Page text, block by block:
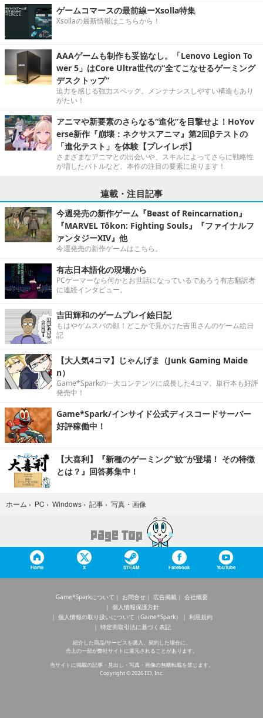
ゲームコマースの最前線ーXsolla特集
Xsollaの最新情報はこちらから！
AAAゲームも制作も妥協なし。「Lenovo Legion To
wer 5」はCore Ultra世代の“全てこなせるゲーミング
デスクトップ”
迫力を感じる強力スペック。メンテナンスしやすい構造もあり
がたい！
アニマや新要素のさらなる“進化”を目撃せよ！HoYov
erse新作『崩壊：ネクサスアニマ』第2回βテストの
「進化テスト」を体験【プレイレポ】
さまざまなアニマとの出会いや、スキルによってさらに戦略性
が増したバトルなど、本作の注目の要素に迫ります！
連載・注目記事
今週発売の新作ゲーム『Beast of Reincarnation』
『MARVEL Tōkon: Fighting Souls』『ファイナルフ
ァンタジーXIV』他
今週発売の新作ゲームはこちら。
有志日本語化の現場から
PCゲーマーなら何かとお世話になっているであろう有志翻訳者
に連続インタビュー。
吉田輝和のゲームプレイ絵日記
もはやゲムスパの顔！どこかで見かけた吉田さんのゲーム絵日
記
【大人気4コマ】じゃんげま（Junk Gaming Maide
n）
Game*Sparkの一大コンテンツに成長した4コマ。単行本も好評
発売中！
Game*Spark/インサイド公式ディスコードサーバー
好評稼働中！
【大喜利】『新種のゲーミング“蚊”が登場！ その特徴
とは？』回答募集中！
ホーム › PC › Windows › 記事 › 写真・画像
Home X STEAM Facebook YouTube
Game*Sparkについて お問合せ 広告掲載
会社概要
個人情報保護方針
個人情報の取り扱いについて（Game*Spark）
利用規約
特定商取引法に基づく表記
紹介した商品/サービスを購入、契約した場合に、
売上の一部が弊社サイトに還元されることがあります。
当サイトに掲載の記事・見出し・写真・画像の無断転載を禁じます。
Copyright © 2026 IID, Inc.